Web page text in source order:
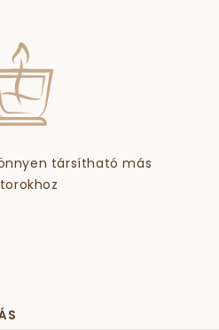
társítható más